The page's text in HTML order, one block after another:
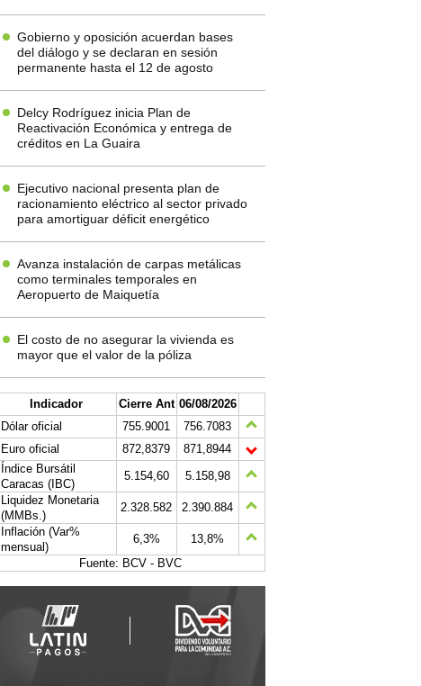
Gobierno y oposición acuerdan bases
del diálogo y se declaran en sesión
permanente hasta el 12 de agosto
Delcy Rodríguez inicia Plan de
Reactivación Económica y entrega de
créditos en La Guaira
Ejecutivo nacional presenta plan de
racionamiento eléctrico al sector privado
para amortiguar déficit energético
Avanza instalación de carpas metálicas
como terminales temporales en
Aeropuerto de Maiquetía
El costo de no asegurar la vivienda es
mayor que el valor de la póliza
Indicador Cierre Ant 06/08/2026
Dólar oficial
755.9001
756.7083
Euro oficial
872,8379
871,8944
Índice Bursátil
Caracas (IBC)
5.154,60
5.158,98
Liquidez Monetaria
(MMBs.)
2.328.582
2.390.884
Inflación (Var%
mensual)
6,3%
13,8%
Fuente: BCV - BVC